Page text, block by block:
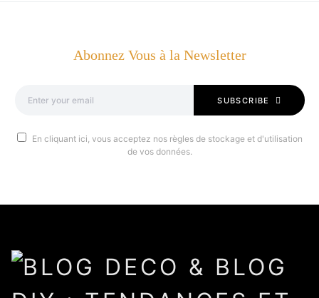
Abonnez Vous à la Newsletter
SUBSCRIBE
En cliquant ici, vous acceptez nos règles de stockage et d'utilisation
de vos données.